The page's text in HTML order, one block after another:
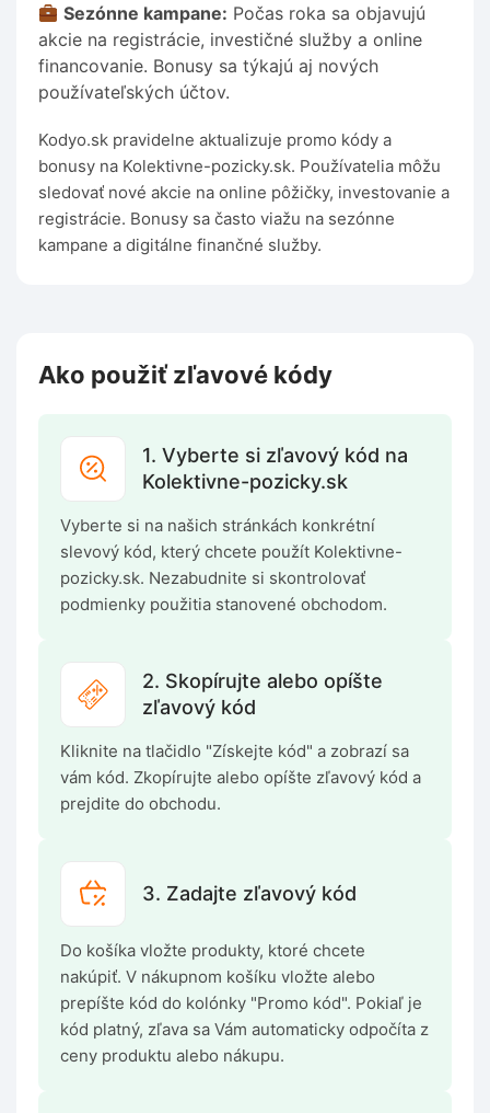
Sezónne kampane: Počas roka sa objavujú
akcie na registrácie, investičné služby a online
financovanie. Bonusy sa týkajú aj nových
používateľských účtov.
Kodyo.sk pravidelne aktualizuje promo kódy a
bonusy na Kolektivne-pozicky.sk. Používatelia môžu
sledovať nové akcie na online pôžičky, investovanie a
registrácie. Bonusy sa často viažu na sezónne
kampane a digitálne finančné služby.
Ako použiť zľavové kódy
1. Vyberte si zľavový kód na
Kolektivne-pozicky.sk
Vyberte si na našich stránkách konkrétní
slevový kód, který chcete použít Kolektivne-
pozicky.sk. Nezabudnite si skontrolovať
podmienky použitia stanovené obchodom.
2. Skopírujte alebo opíšte
zľavový kód
Kliknite na tlačidlo "Získejte kód" a zobrazí sa
vám kód. Zkopírujte alebo opíšte zľavový kód a
prejdite do obchodu.
3. Zadajte zľavový kód
Do košíka vložte produkty, ktoré chcete
nakúpiť. V nákupnom košíku vložte alebo
prepíšte kód do kolónky "Promo kód". Pokiaľ je
kód platný, zľava sa Vám automaticky odpočíta z
ceny produktu alebo nákupu.